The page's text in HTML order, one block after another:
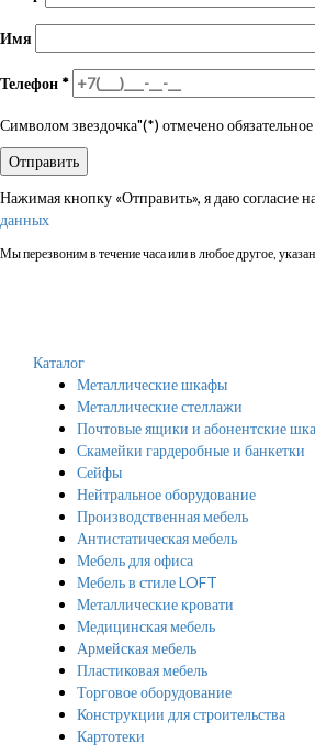
Имя
Телефон *
Символом звездочка"(*) отмечено
Нажимая кнопку «Отправить», я даю согласие
данных
Мы перезвоним в течение часа или в любое другое,
Каталог
Металлические шкафы
Металлические стеллажи
Почтовые ящики и абонентские
Скамейки гардеробные и банкетки
Сейфы
Нейтральное оборудование
Производственная мебель
Антистатическая мебель
Мебель для офиса
Мебель в стиле LOFT
Металлические кровати
Медицинская мебель
Армейская мебель
Пластиковая мебель
Торговое оборудование
Конструкции для строительства
Картотеки